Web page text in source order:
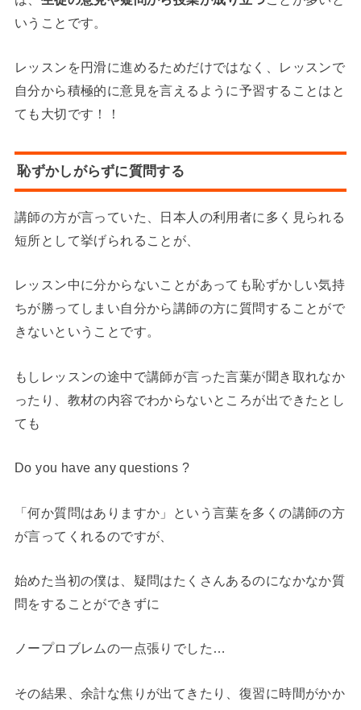
いうことです。
レッスンを円滑に進めるためだけではなく、レッスンで
自分から積極的に意見を言えるように予習することはと
ても大切です！！
恥ずかしがらずに質問する
講師の方が言っていた、日本人の利用者に多く見られる
短所として挙げられることが、
レッスン中に分からないことがあっても恥ずかしい気持
ちが勝ってしまい自分から講師の方に質問することがで
きないということです。
もしレッスンの途中で講師が言った言葉が聞き取れなか
ったり、教材の内容でわからないところが出できたとし
ても
Do you have any questions ?
「何か質問はありますか」という言葉を多くの講師の方
が言ってくれるのですが、
始めた当初の僕は、疑問はたくさんあるのになかなか質
問をすることができずに
ノープロブレムの一点張りでした…
その結果、余計な焦りが出てきたり、復習に時間がかか